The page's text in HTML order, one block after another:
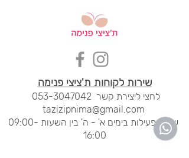
שירות לקוחות ת'ציצי פנימה
לחצי ליצירת קשר 053-3047042
tazizipnima@gmail.com
שעות פעילות בימים א' - ה' בין השעות 09:00-
16:00